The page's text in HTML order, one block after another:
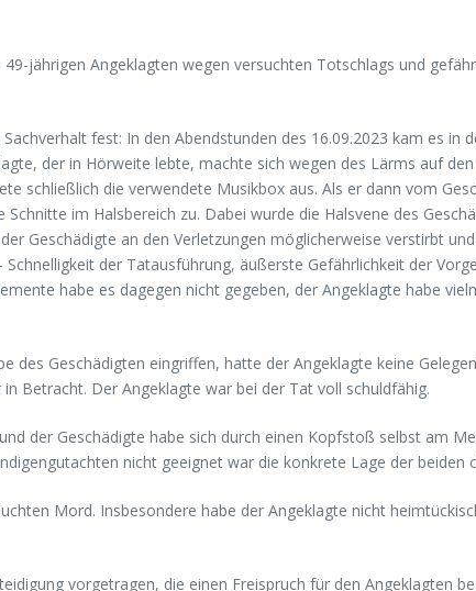
jährigen Angeklagten wegen versuchten Totschlags und
fest: In den Abendstunden des 16.09.2023 kam es in
der in Hörweite lebte, machte sich wegen des Lärms auf
schließlich die verwendete Musikbox aus. Als er dann vom
im Halsbereich zu. Dabei wurde die Halsvene des
Geschädigte an den Verletzungen möglicherweise verstirbt
der Tatausführung, äußerste Gefährlichkeit der
habe es dagegen nicht gegeben, der Angeklagte habe
des Geschädigten eingriffen, hatte der Angeklagte keine
Betracht. Der Angeklagte war bei der Tat voll schuldfähig.
der Geschädigte habe sich durch einen Kopfstoß selbst am
nicht geeignet war die konkrete Lage der beiden
Mord. Insbesondere habe der Angeklagte nicht
vorgetragen, die einen Freispruch für den Angeklagten